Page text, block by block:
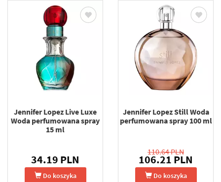
Jennifer Lopez Live Luxe
Woda perfumowana spray
15 ml
34.19 PLN
Do koszyka
Jennifer Lopez Still Woda
perfumowana spray 100 ml
110.64 PLN
106.21 PLN
Do koszyka